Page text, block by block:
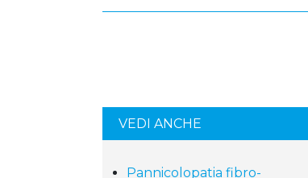
VEDI ANCHE
Pannicolopatia fibro-